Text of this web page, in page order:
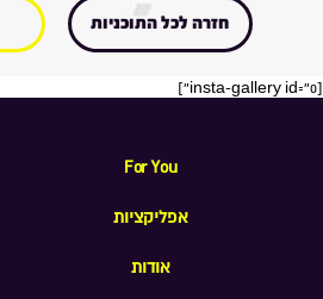
חזרה לכל התוכניות
[insta-gallery id="0"]
For You
אפליקציות
אודות